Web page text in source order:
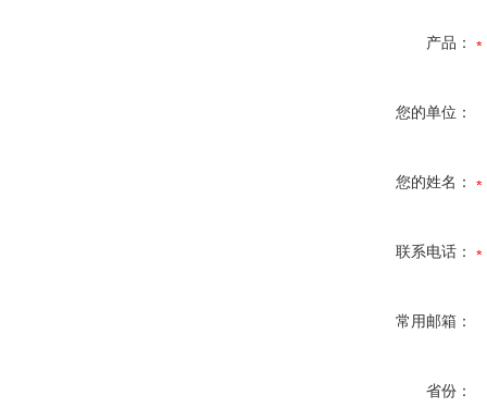
产品：
您的单位：
您的姓名：
联系电话：
常用邮箱：
省份：